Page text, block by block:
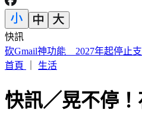
快訊
快訊／2.3億威力彩開獎 致富7
首頁
生活
快訊／晃不停